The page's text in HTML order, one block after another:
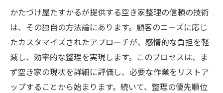
かたづけ屋たすかるが提供する空き家整理の信頼の技術
は、その独自の方法論にあります。顧客のニーズに応じ
たカスタマイズされたアプローチが、感情的な負担を軽
減し、効率的な整理を実現します。このプロセスは、ま
ず空き家の現状を詳細に評価し、必要な作業をリストア
ップすることから始まります。続いて、整理の優先順位